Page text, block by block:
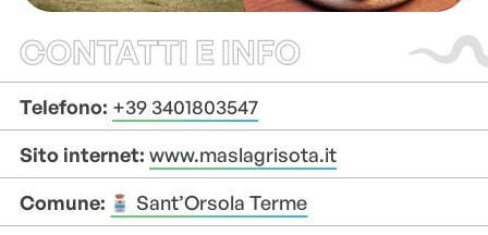
CONTATTI E INFO
Telefono: +39 3401803547
Sito internet: www.maslagrisota.it
Comune:
Sant’Orsola Terme
–
–